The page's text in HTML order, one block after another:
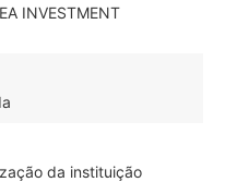
INVESTMENT
da instituição